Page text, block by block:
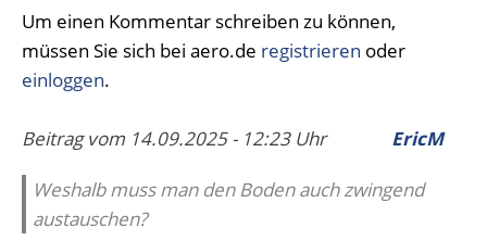
Um einen Kommentar schreiben zu können,
müssen Sie sich bei aero.de registrieren oder
einloggen.
Beitrag vom 14.09.2025 - 12:23 Uhr EricM
Weshalb muss man den Boden auch zwingend
austauschen?